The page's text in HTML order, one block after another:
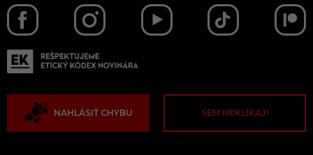
NAHLÁSIŤ CHYBU SEM NEKLIKAJ!